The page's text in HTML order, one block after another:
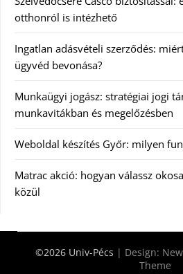
otthonról is intézhető
Ingatlan adásvételi szerződés:
ügyvéd bevonása?
Munkaügyi jogász: stratégiai jogi
munkavitákban és megelőzésben
Weboldal készítés Győr: milyen
Matrac akció: hogyan válassz
közül
©2026 Univ-Pécs | Design:
Theme